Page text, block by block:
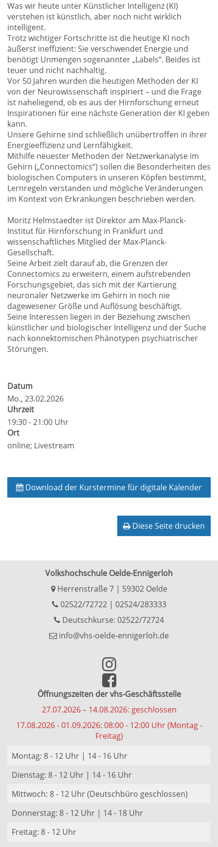
Was wir heute unter Künstlicher Intelligenz (KI)
verstehen ist künstlich, aber noch nicht wirklich
intelligent.
Trotz wichtiger Fortschritte ist die heutige KI noch
äußerst ineffizient: Sie verschwendet Energie und
benötigt Unmengen sogenannter „Labels“. Beides ist
teuer und nicht nachhaltig.
Vor 50 Jahren wurden die heutigen Methoden der KI
von der Neurowissenschaft inspiriert – und die Frage
ist naheliegend, ob es aus der Hirnforschung erneut
Inspirationen für eine nächste Generation der KI geben
kann.
Unsere Gehirne sind schließlich unübertroffen in ihrer
Energieeffizienz und Lernfähigkeit.
Mithilfe neuester Methoden der Netzwerkanalyse im
Gehirn („Connectomics“) sollen die Besonderheiten des
biologischen Computers in unseren Köpfen bestimmt,
Lernregeln verstanden und mögliche Veränderungen
im Kontext von Erkrankungen beschrieben werden.
Moritz Helmstaedter ist Direktor am Max-Planck-
Institut für Hirnforschung in Frankfurt und
wissenschaftliches Mitglied der Max-Planck-
Gesellschaft.
Seine Arbeit zielt darauf ab, die Grenzen der
Connectomics zu erweitern, einem aufstrebenden
Forschungsgebiet, das sich mit der Kartierung
neuronaler Netzwerke im Gehirn in noch nie
dagewesener Größe und Auflösung beschäftigt.
Seine Interessen liegen in der Beziehung zwischen
künstlicher und biologischer Intelligenz und der Suche
nach konnektomischen Phänotypen psychiatrischer
Störungen.
Datum
Mo., 23.02.2026
Uhrzeit
19:30 - 21:00 Uhr
Ort
online; Livestream
Download der Kurstermine für digitale Kalender
Diese Seite drucken
Volkshochschule Oelde-Ennigerloh
Herrenstraße 7 | 59302 Oelde
02522/72722| 02524/283333
Deutschkurse: 02522/72724
info@vhs-oelde-ennigerloh.de
Öffnungszeiten der vhs-Geschäftsstelle
27.07.2026 – 14.08.2026: geschlossen
17.08.2026 - 01.09.2026: 08:00 - 12:00 Uhr (Montag -
Freitag)
Montag: 8 - 12 Uhr | 14 - 16 Uhr
Dienstag: 8 - 12 Uhr | 14 - 16 Uhr
Mittwoch: 8 - 12 Uhr (Deutschbüro geschlossen)
Donnerstag: 8 - 12 Uhr | 14 - 18 Uhr
Freitag: 8 - 12 Uhr